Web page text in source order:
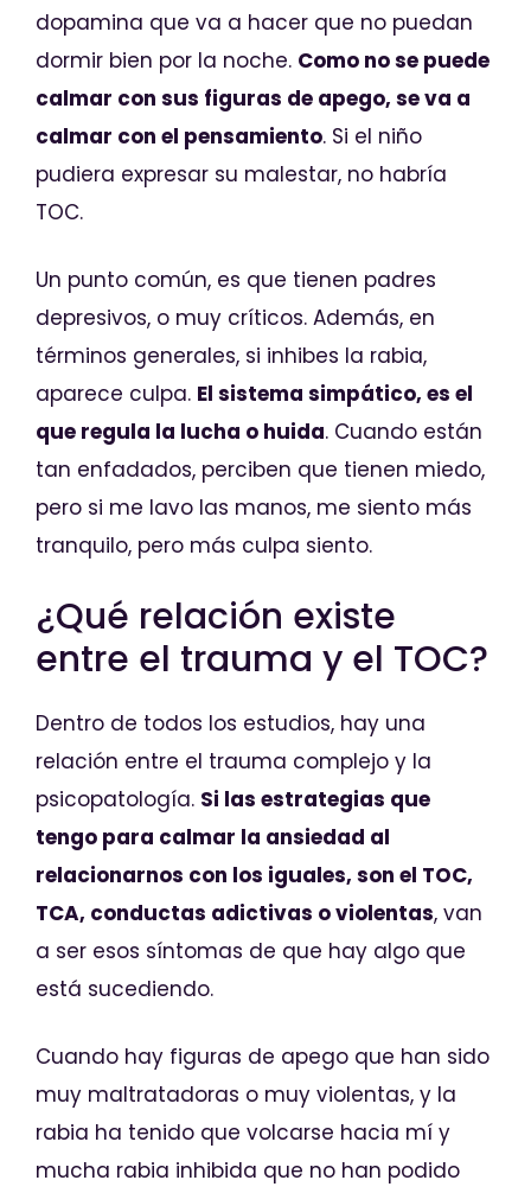
dopamina que va a hacer que no puedan
dormir bien por la noche. Como no se puede
calmar con sus figuras de apego, se va a
calmar con el pensamiento. Si el niño
pudiera expresar su malestar, no habría
TOC.
Un punto común, es que tienen padres
depresivos, o muy críticos. Además, en
términos generales, si inhibes la rabia,
aparece culpa. El sistema simpático, es el
que regula la lucha o huida. Cuando están
tan enfadados, perciben que tienen miedo,
pero si me lavo las manos, me siento más
tranquilo, pero más culpa siento.
¿Qué relación existe
entre el trauma y el TOC?
Dentro de todos los estudios, hay una
relación entre el trauma complejo y la
psicopatología. Si las estrategias que
tengo para calmar la ansiedad al
relacionarnos con los iguales, son el TOC,
TCA, conductas adictivas o violentas, van
a ser esos síntomas de que hay algo que
está sucediendo.
Cuando hay figuras de apego que han sido
muy maltratadoras o muy violentas, y la
rabia ha tenido que volcarse hacia mí y
mucha rabia inhibida que no han podido